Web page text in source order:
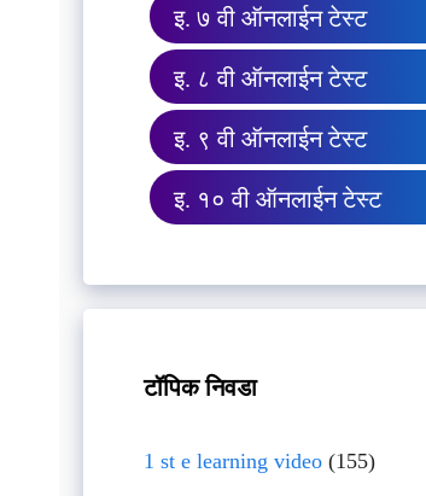
इ. ७ वी ऑनलाईन टेस्ट
इ. ८ वी ऑनलाईन टेस्ट
इ. ९ वी ऑनलाईन टेस्ट
इ. १० वी ऑनलाईन टेस्ट
टॉपिक निवडा
1 st e learning video (155)